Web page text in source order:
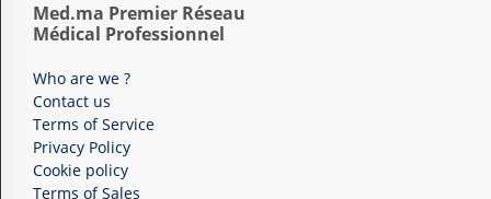
Med.ma Premier Réseau
Médical Professionnel
Who are we ?
Contact us
Terms of Service
Privacy Policy
Cookie policy
Terms of Sales